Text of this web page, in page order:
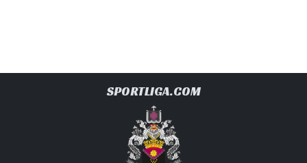
SPORTLIGA.COM